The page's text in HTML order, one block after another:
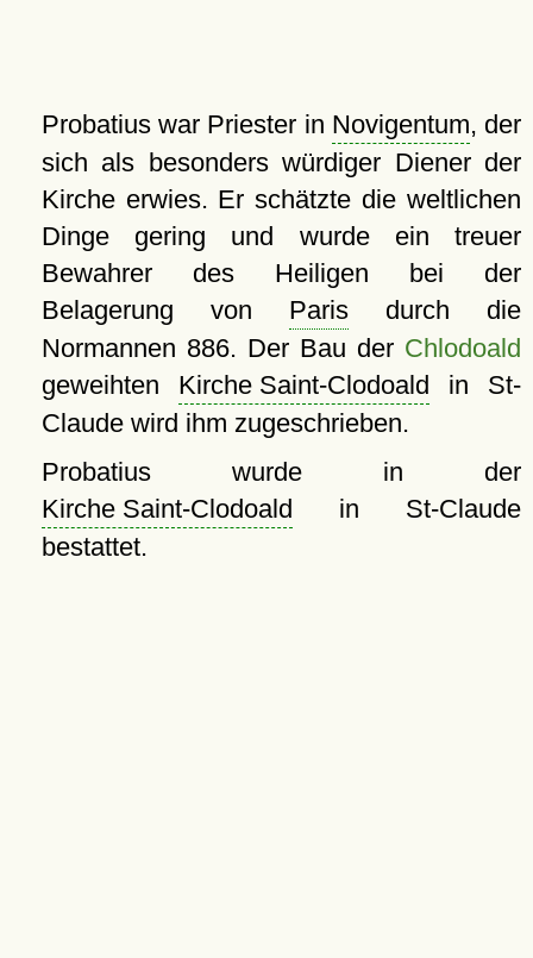
Probatius war Priester in Novigentum, der
sich als besonders würdiger Diener der
Kirche erwies. Er schätzte die weltlichen
Dinge gering und wurde ein treuer
Bewahrer des Heiligen bei der
Belagerung von Parisdurch die
Normannen 886. Der Bau der Chlodoald
geweihten Kirche Saint-Clodoald in St-
Claude wird ihm zugeschrieben.
Probatius wurde in der
Kirche Saint-Clodoald in St-Claude
bestattet.